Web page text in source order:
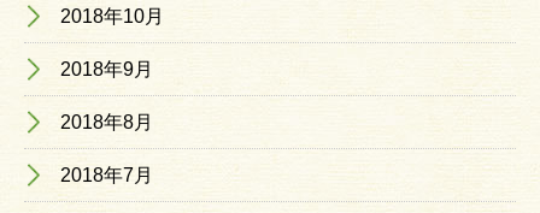
2018年10月
2018年9月
2018年8月
2018年7月